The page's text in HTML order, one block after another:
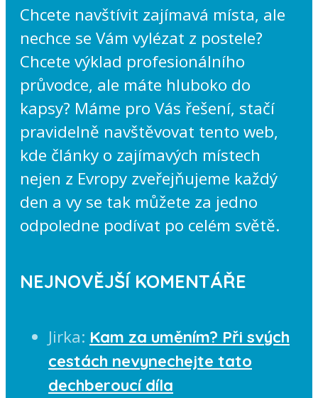
Chcete navštívit zajímavá místa, ale
nechce se Vám vylézat z postele?
Chcete výklad profesionálního
průvodce, ale máte hluboko do
kapsy? Máme pro Vás řešení, stačí
pravidelně navštěvovat tento web,
kde články o zajímavých místech
nejen z Evropy zveřejňujeme každý
den a vy se tak můžete za jedno
odpoledne podívat po celém světě.
NEJNOVĚJŠÍ KOMENTÁŘE
Jirka: Kam za uměním? Při svých
cestách nevynechejte tato
dechberoucí díla